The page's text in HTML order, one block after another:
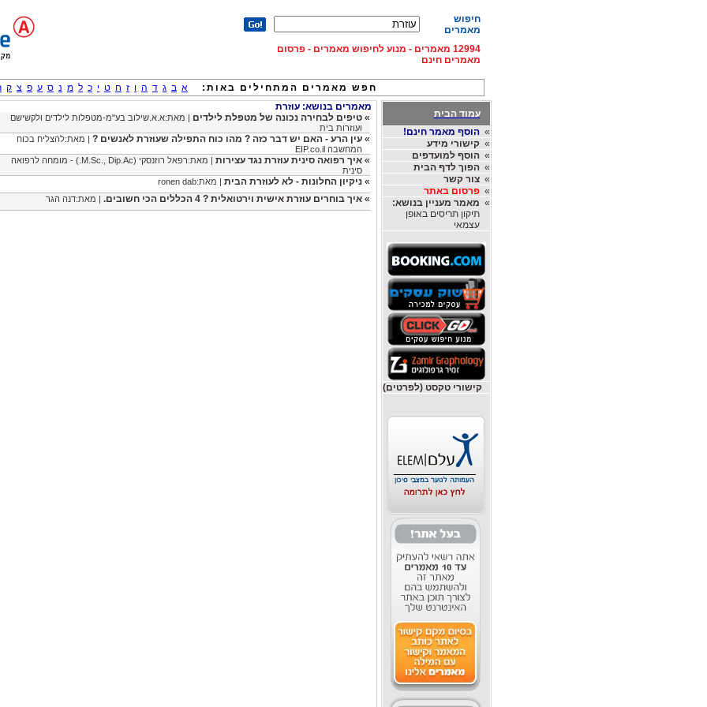
חיפוש
מאמרים
12994 מאמרים - מנוע לחיפוש מאמרים - פרסום
מאמרים חינם
חפש מאמרים המתחילים באות: א ב ג ד ה ו ז ח ט י כ ל מ נ ס ע פ צ ק
עמוד הבית
»הוסף מאמר חינם!
»קישורי מידע
»הוסף למועדפים
»הפוך לדף הבית
»צור קשר
»פרסום באתר
» מאמר מעניין בנושא:
תיקון תריסים באופן
עצמאי
קישורי טקסט (לפרטים)
מאמרים בנושא: עוזרת
» טיפים לבחירה נכונה של מטפלת לילדים | מאת:א.א.שילוב בע"מ-מטפלות לילדים ולקשישם
ועוזרות בית
» עין הרע - האם יש דבר כזה ? מהו כוח התפילה שעוזרת לאנשים ? | מאת:להצליח בכוח
המחשבה EIP.co.il
» איך רפואה סינית עוזרת נגד עצירות
| מאת:רפאל רוזנסקי (M.Sc., Dip.Ac.) - מומחה לרפואה
סינית
» ניקיון החלונות - לא לעוזרת הבית | מאת:ronen dab
» איך בוחרים עוזרת אישית וירטואלית ? 4 הכללים הכי חשובים. | מאת:דנה הגר